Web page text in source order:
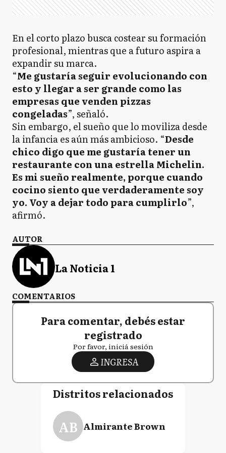
En el corto plazo busca costear su formación
profesional, mientras que a futuro aspira a
expandir su marca.
“Me gustaría seguir evolucionando con
esto y llegar a ser grande como las
empresas que venden pizzas
congeladas”, señaló.
Sin embargo, el sueño que lo moviliza desde
la infancia es aún más ambicioso. “Desde
chico digo que me gustaría tener un
restaurante con una estrella Michelin.
Es mi sueño realmente, porque cuando
cocino siento que verdaderamente soy
yo. Voy a dejar todo para cumplirlo”,
afirmó.
AUTOR
La Noticia 1
COMENTARIOS
Para comentar, debés estar
registrado
Por favor, iniciá sesión
INGRESA
Distritos relacionados
AB Almirante Brown